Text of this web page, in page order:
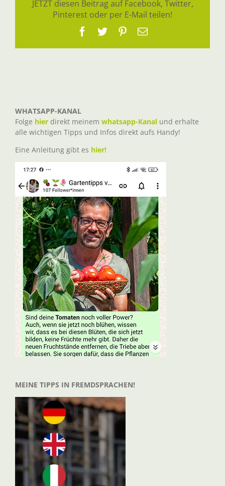
JETZT diesen Beitrag auf Facebook, Twitter,
Pinterest oder per E-Mail teilen!
Facebook
TwitterPinterest
E-
WHATSAPP-KANAL
Folge hier direkt meinem whatsapp-Kanal und erhalte
alle wichtigen Tipps und Infos direkt aufs Handy!
Eine Anleitung gibt es hier!
MEINE TIPPS IN FREMDSPRACHEN!